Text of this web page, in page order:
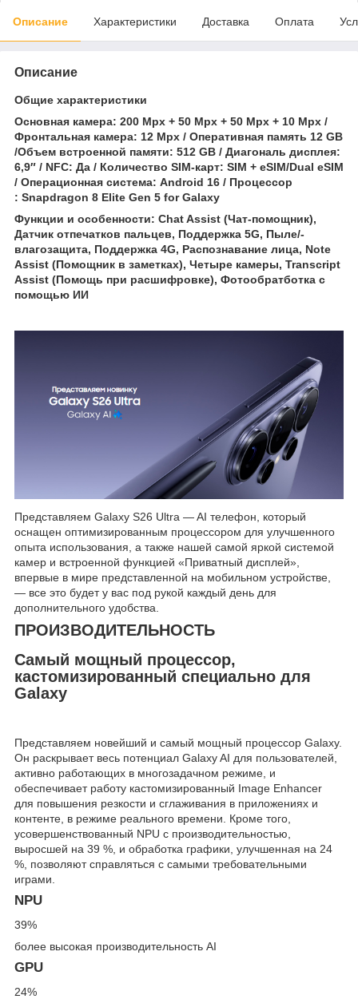
Описание Характеристики Доставка Оплата
Описание
Общие характеристики
Основная камера: 200 Mpx + 50 Mpx + 50 Mpx + 10 Mpx /
Фронтальная камера: 12 Mpx / Оперативная память 12 GB
/Объем встроенной памяти: 512 GB / Диагональ дисплея:
6,9″ / NFC: Да / Количество SIM-карт: SIM + eSIM/Dual eSIM
/ Операционная система: Android 16 / Процессор
: Snapdragon 8 Elite Gen 5 for Galaxy
Функции и особенности: Chat Assist (Чат-помощник),
Датчик отпечатков пальцев, Поддержка 5G, Пыле/-
влагозащита, Поддержка 4G, Распознавание лица, Note
Assist (Помощник в заметках), Четыре камеры, Transcript
Assist (Помощь при расшифровке), Фотообратботка с
помощью ИИ
Представляем Galaxy S26 Ultra — AI телефон, который
оснащен оптимизированным процессором для улучшенного
опыта использования, а также нашей самой яркой системой
камер и встроенной функцией «Приватный дисплей»,
впервые в мире представленной на мобильном устройстве,
— все это будет у вас под рукой каждый день для
дополнительного удобства.
ПРОИЗВОДИТЕЛЬНОСТЬ
Самый мощный процессор,
кастомизированный специально для
Galaxy
Представляем новейший и самый мощный процессор Galaxy.
Он раскрывает весь потенциал Galaxy AI для пользователей,
активно работающих в многозадачном режиме, и
обеспечивает работу кастомизированный Image Enhancer
для повышения резкости и сглаживания в приложениях и
контенте, в режиме реального времени. Кроме того,
усовершенствованный NPU с производительностью,
выросшей на 39 %, и обработка графики, улучшенная на 24
%, позволяют справляться с самыми требовательными
играми.
NPU
39%
более высокая производительность AI
GPU
24%